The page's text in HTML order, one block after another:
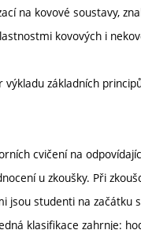
na kovové soustavy,
kovových i
základních
cvičení na
u zkoušky. Při
studenti na začátku
klasifikace zahrnje: